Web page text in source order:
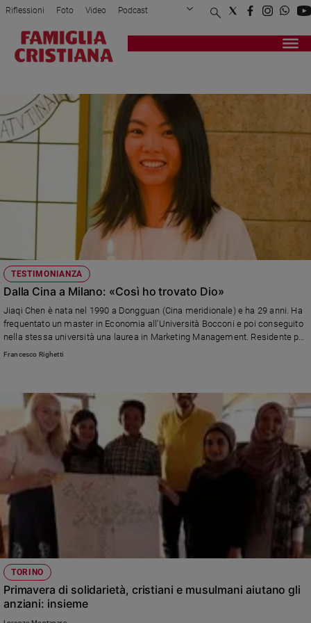
Attualità
Politica
Mondo
Economia
Papa
Papa
Chiesa
Chiesa
Devozione
del
giorno
Società
e
valori
Riflessioni Foto Video Podcast
Privacy Policy Chi siamo
Registrati Redazione
TESTIMONIANZA
Dalla Cina a Milano: «Così ho trovato Dio»
Jiaqi Chen è nata nel 1990 a Dongguan (Cina meridionale) e ha 29 anni. Ha
frequentato un master in Economia all’Università Bocconi e poi conseguito
nella stessa università una laurea in Marketing Management. Residente per
quattro anni nel Collegio Viscontea della Fondazione Rui a Milano, in questa
Francesco Righetti
TORINO
Primavera di solidarietà, cristiani e musulmani aiutano gli
anziani: insieme